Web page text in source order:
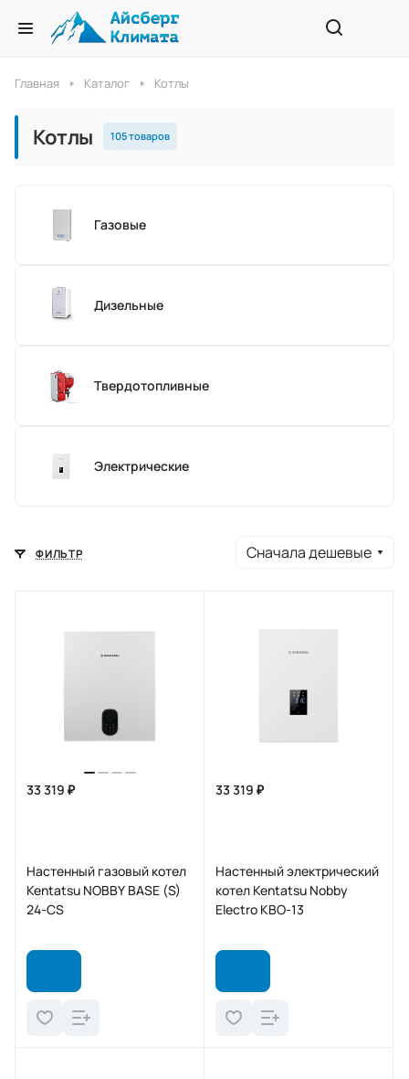
Главная Каталог Котлы
Котлы 105 товаров
Газовые
Дизельные
Твердотопливные
Электрические
ФИЛЬТР Сначала дешевые
33 319 ₽
Настенный газовый котел
Kentatsu NOBBY BASE (S)
24-CS
33 319 ₽
Настенный электрический
котел Kentatsu Nobby
Electro KBO-13